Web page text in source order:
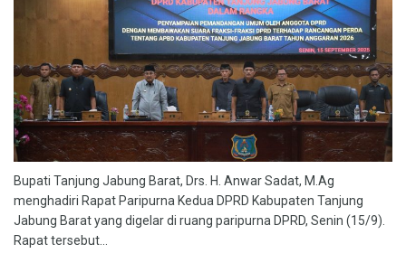
Bupati Tanjung Jabung Barat, Drs. H. Anwar Sadat, M.Ag
menghadiri Rapat Paripurna Kedua DPRD Kabupaten Tanjung
Jabung Barat yang digelar di ruang paripurna DPRD, Senin (15/9).
Rapat tersebut...